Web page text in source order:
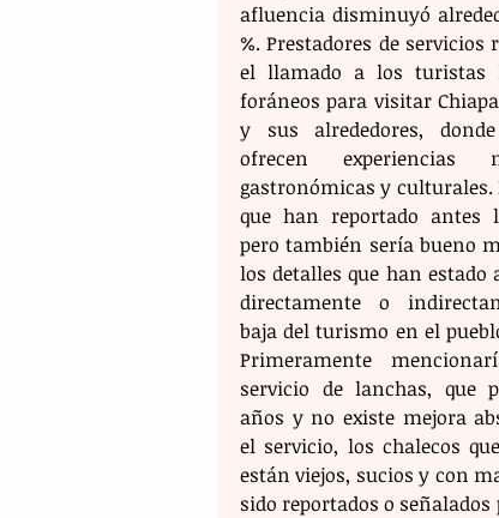
afluencia disminuyó
%. Prestadores de servicios
el llamado a los turistas
foráneos para visitar
y sus alrededores,
ofrecen experiencias
gastronómicas y culturales.
que han reportado antes
pero también sería bueno
los detalles que han estado
directamente o
baja del turismo en el
Primeramente
servicio de lanchas, que
años y no existe mejora
el servicio, los chalecos
están viejos, sucios y con
sido reportados o